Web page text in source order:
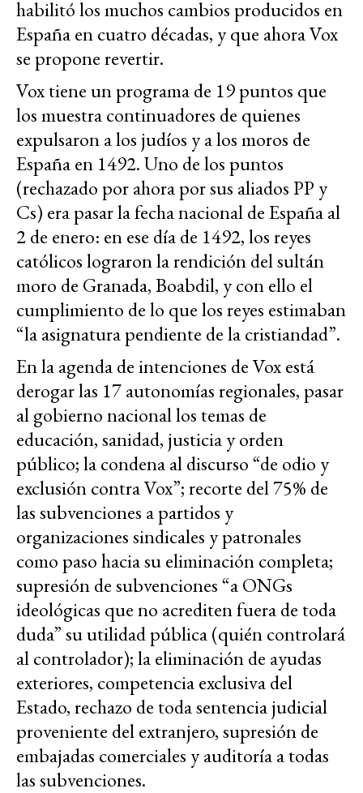
habilitó los muchos cambios producidos en
España en cuatro décadas, y que ahora Vox
se propone revertir.
Vox tiene un programa de 19 puntos que
los muestra continuadores de quienes
expulsaron a los judíos y a los moros de
España en 1492. Uno de los puntos
(rechazado por ahora por sus aliados PP y
Cs) era pasar la fecha nacional de España al
2 de enero: en ese día de 1492, los reyes
católicos lograron la rendición del sultán
moro de Granada, Boabdil, y con ello el
cumplimiento de lo que los reyes estimaban
“la asignatura pendiente de la cristiandad”.
En la agenda de intenciones de Vox está
derogar las 17 autonomías regionales, pasar
al gobierno nacional los temas de
educación, sanidad, justicia y orden
público; la condena al discurso “de odio y
exclusión contra Vox”; recorte del 75% de
las subvenciones a partidos y
organizaciones sindicales y patronales
como paso hacia su eliminación completa;
supresión de subvenciones “a ONGs
ideológicas que no acrediten fuera de toda
duda” su utilidad pública (quién controlará
al controlador); la eliminación de ayudas
exteriores, competencia exclusiva del
Estado, rechazo de toda sentencia judicial
proveniente del extranjero, supresión de
embajadas comerciales y auditoría a todas
las subvenciones.